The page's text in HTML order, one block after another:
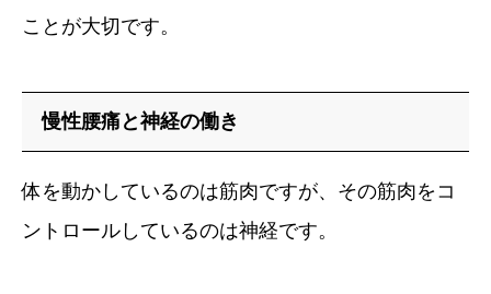
ことが大切です。
慢性腰痛と神経の働き
体を動かしているのは筋肉ですが、その筋肉をコ
ントロールしているのは神経です。